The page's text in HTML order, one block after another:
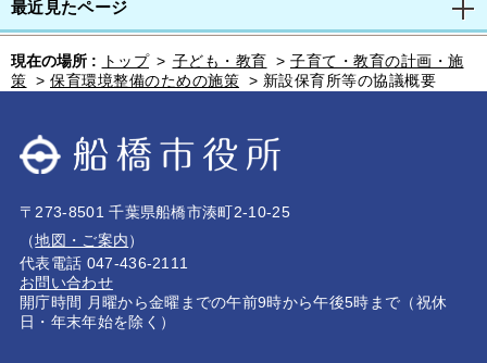
最近見たページ
現在の場所 : トップ > 子ども・教育 > 子育て・教育の計画・施
策 > 保育環境整備のための施策 > 新設保育所等の協議概要
〒273-8501 千葉県船橋市湊町2-10-25
（地図・ご案内）
代表電話 047-436-2111
お問い合わせ
開庁時間 月曜から金曜までの午前9時から午後5時まで（祝休
日・年末年始を除く）